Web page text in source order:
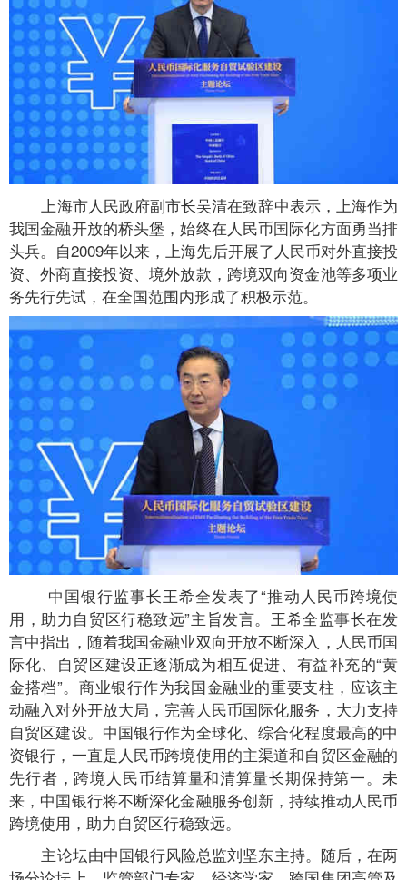
上海市人民政府副市长吴清在致辞中表示，上海作为
我国金融开放的桥头堡，始终在人民币国际化方面勇当排
头兵。自2009年以来，上海先后开展了人民币对外直接投
资、外商直接投资、境外放款，跨境双向资金池等多项业
务先行先试，在全国范围内形成了积极示范。
中国银行监事长王希全发表了“推动人民币跨境使
用，助力自贸区行稳致远”主旨发言。王希全监事长在发
言中指出，随着我国金融业双向开放不断深入，人民币国
际化、自贸区建设正逐渐成为相互促进、有益补充的“黄
金搭档”。商业银行作为我国金融业的重要支柱，应该主
动融入对外开放大局，完善人民币国际化服务，大力支持
自贸区建设。中国银行作为全球化、综合化程度最高的中
资银行，一直是人民币跨境使用的主渠道和自贸区金融的
先行者，跨境人民币结算量和清算量长期保持第一。未
来，中国银行将不断深化金融服务创新，持续推动人民币
跨境使用，助力自贸区行稳致远。
主论坛由中国银行风险总监刘坚东主持。随后，在两